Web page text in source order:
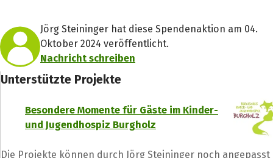
Jörg Steininger hat diese Spendenaktion am 04.
Oktober 2024 veröffentlicht.
Nachricht schreiben
Unterstützte Projekte
Besondere Momente für Gäste im Kinder-
und Jugendhospiz Burgholz
Die Projekte können durch Jörg Steininger noch angepasst